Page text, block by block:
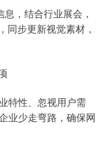
，结合行业展会，
同步更新视觉素材，
特性、忽视用户需
业少走弯路，确保网